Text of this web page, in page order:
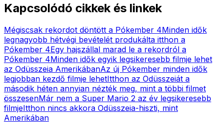
Kapcsolódó cikkek és linkek
Mégiscsak rekordot döntött a Pókember 4Minden idők
legnagyobb hétvégi bevételét produkálta itthon a
Pókember 4Egy hajszállal marad le a rekordról a
Pókember 4Minden idők egyik legsikeresebb filmje lehet
az Odüsszeia AmerikábanAz új Pókember minden idők
legjobban kezdő filmje lehetItthon az Odüsszeiát a
második héten annyian nézték meg, mint a többi filmet
összesenMár nem a Super Mario 2 az év legsikeresebb
filmjeItthon nincs akkora Odüsszeia-hiszti, mint
Amerikában